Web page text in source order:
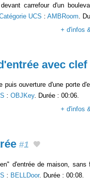
carrefour d'un
UCS : AMBRoom .
+ d'infos
avec clef
puis ouverture d'une porte
: OBJKey. Durée : 00:06.
+ d'infos
#1
d'entrée de maison, sans
: BELLDoor. Durée : 00:08.